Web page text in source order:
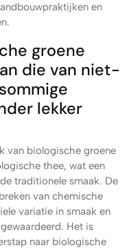
en
groene
die van niet-
lekker
van biologische groene
thee, wat een
traditionele smaak. De
van chemische
variatie in smaak en
Het is
naar biologische